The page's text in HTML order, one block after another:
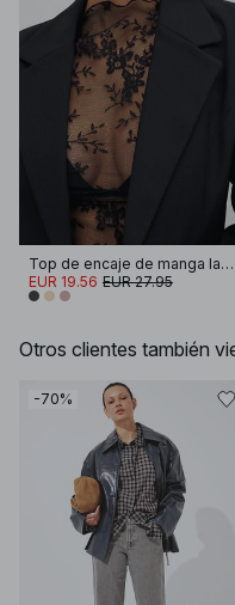
Top de encaje de manga larga
EUR 19.56 EUR 27.95
Otros clientes también
-70%